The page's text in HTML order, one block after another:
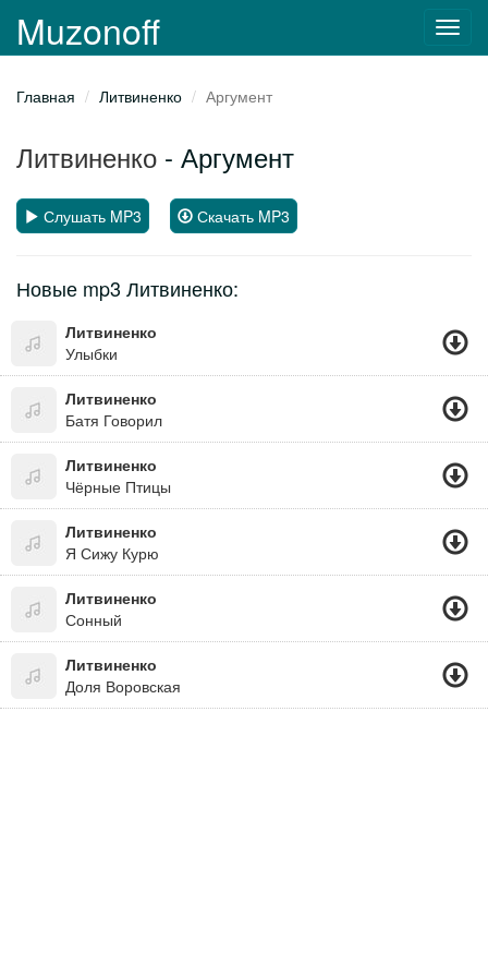
Muzonoff
Главная Литвиненко Аргумент
Литвиненко - Аргумент
Слушать MP3 Скачать MP3
Новые mp3 Литвиненко:
Литвиненко
Улыбки
Литвиненко
Батя Говорил
Литвиненко
Чёрные Птицы
Литвиненко
Я Сижу Курю
Литвиненко
Сонный
Литвиненко
Доля Воровская